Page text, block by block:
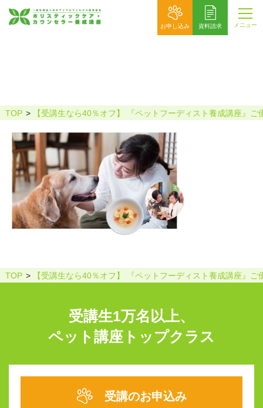
お申し込み 資料請求 メニュー
TOP 【受講生なら40％オフ】 『ペットフーディスト養成講座』ご
TOP 【受講生なら40％オフ】 『ペットフーディスト養成講座』ご
受講生1万名以上、
ペット講座トップクラス
受講のお申込み